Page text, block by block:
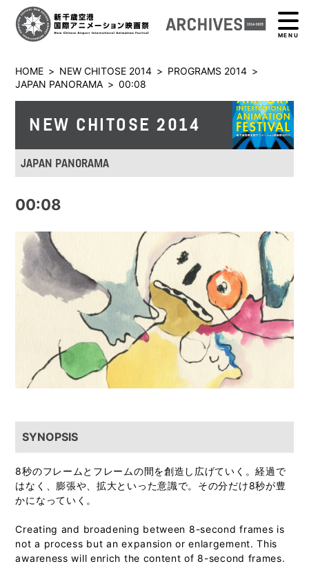
MENU
HOME > NEW CHITOSE 2014 > PROGRAMS 2014 >
JAPAN PANORAMA > 00:08
NEW CHITOSE 2014
JAPAN PANORAMA
00:08
SYNOPSIS
8秒のフレームとフレームの間を創造し広げていく。経過で
はなく、膨張や、拡大といった意識で。その分だけ8秒が豊
かになっていく。
Creating and broadening between 8-second frames is
not a process but an expansion or enlargement. This
awareness will enrich the content of 8-second frames.